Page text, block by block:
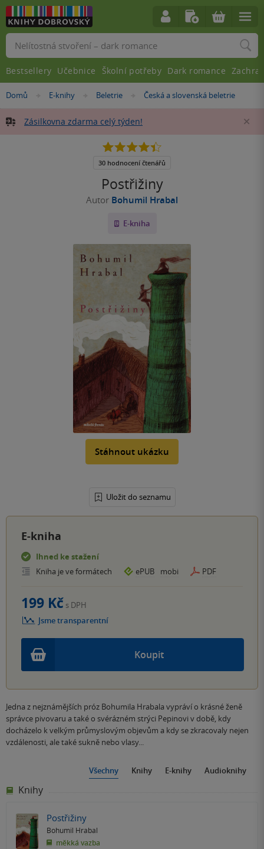
Nacházíte
zde:
Domů »
E-knihy »
Beletrie »
Česká a slovenská beletrie
Zásilkovna zdarma celý týden!
Postřižiny
Autor Bohumil Hrabal
E-kniha
Stáhnout ukázku
Uložit do seznamu
4.4
5
30 hodnocení čtenářů
E-kniha
Ihned ke stažení
Kniha je ve formátech
ePUB mobi PDF
Koupit
199 Kč s DPH
Jsme transparentní
Jedna z nejznámějších próz Bohumila Hrabala vypráví o krásné ženě
správce pivovaru a také o svérázném strýci Pepinovi v době, kdy
docházelo k velkým průmyslovým objevům a kdy se zkracovaly nejen
vzdálenosti, ale také sukně nebo vlasy...
Všechny Knihy E-knihy Audioknihy
Knihy
Postřižiny
Bohumil Hrabal
měkká vazba
Vyhledávání
Bestsellery Učebnice Školní potřeby Dark romance